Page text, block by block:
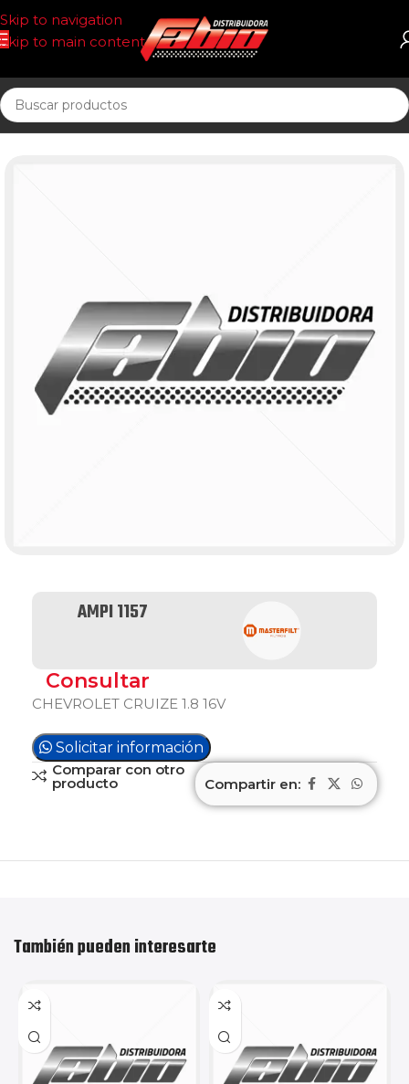
Skip to navigation
Skip to main content
Inicio FILTRO AIRE T/PANEL
AMPI 1157
Consultar
CHEVROLET CRUIZE 1.8 16V
Solicitar información
Comparar con otro
producto Compartir en:
También pueden interesarte